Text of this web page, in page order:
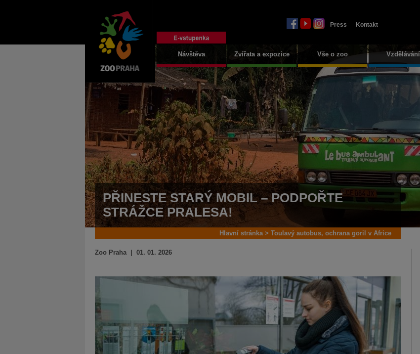
Press Kontakt
Návštěva Zvířata a expozice Vše o zoo Vzdělávání
PŘINESTE STARÝ MOBIL – PODPOŘTE
STRÁŽCE PRALESA!
Hlavní stránka> Toulavý autobus, ochrana goril v Africe
Zoo Praha | 01. 01. 2026